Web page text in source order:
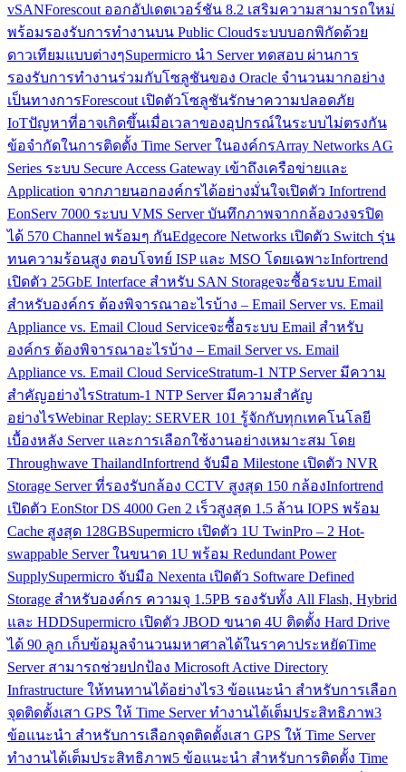
vSANForescout ออกอัปเดตเวอร์ชัน 8.2 เสริมความสามารถใหม่
พร้อมรองรับการทำงานบน Public Cloudระบบบอกพิกัดด้วย
ดาวเทียมแบบต่างๆSupermicro นำ Server ทดสอบ ผ่านการ
รองรับการทำงานร่วมกับโซลูชันของ Oracle จำนวนมากอย่าง
เป็นทางการForescout เปิดตัวโซลูชันรักษาความปลอดภัย
IoTปัญหาที่อาจเกิดขึ้นเมื่อเวลาของอุปกรณ์ในระบบไม่ตรงกัน
ข้อจำกัดในการติดตั้ง Time Server ในองค์กรArray Networks AG
Series ระบบ Secure Access Gateway เข้าถึงเครือข่ายและ
Application จากภายนอกองค์กรได้อย่างมั่นใจเปิดตัว Infortrend
EonServ 7000 ระบบ VMS Server บันทึกภาพจากกล้องวงจรปิด
ได้ 570 Channel พร้อมๆ กันEdgecore Networks เปิดตัว Switch รุ่น
ทนความร้อนสูง ตอบโจทย์ ISP และ MSO โดยเฉพาะInfortrend
เปิดตัว 25GbE Interface สำหรับ SAN Storageจะซื้อระบบ Email
สำหรับองค์กร ต้องพิจารณาอะไรบ้าง – Email Server vs. Email
Appliance vs. Email Cloud Serviceจะซื้อระบบ Email สำหรับ
องค์กร ต้องพิจารณาอะไรบ้าง – Email Server vs. Email
Appliance vs. Email Cloud ServiceStratum-1 NTP Server มีความ
สำคัญอย่างไรStratum-1 NTP Server มีความสำคัญ
อย่างไรWebinar Replay: SERVER 101 รู้จักกับทุกเทคโนโลยี
เบื้องหลัง Server และการเลือกใช้งานอย่างเหมาะสม โดย
Throughwave ThailandInfortrend จับมือ Milestone เปิดตัว NVR
Storage Server ที่รองรับกล้อง CCTV สูงสุด 150 กล้องInfortrend
เปิดตัว EonStor DS 4000 Gen 2 เร็วสูงสุด 1.5 ล้าน IOPS พร้อม
Cache สูงสุด 128GBSupermicro เปิดตัว 1U TwinPro – 2 Hot-
swappable Server ในขนาด 1U พร้อม Redundant Power
SupplySupermicro จับมือ Nexenta เปิดตัว Software Defined
Storage สำหรับองค์กร ความจุ 1.5PB รองรับทั้ง All Flash, Hybrid
และ HDDSupermicro เปิดตัว JBOD ขนาด 4U ติดตั้ง Hard Drive
ได้ 90 ลูก เก็บข้อมูลจำนวนมหาศาลได้ในราคาประหยัดTime
Server สามารถช่วยปกป้อง Microsoft Active Directory
Infrastructure ให้ทนทานได้อย่างไร3 ข้อแนะนำ สำหรับการเลือก
จุดติดตั้งเสา GPS ให้ Time Server ทำงานได้เต็มประสิทธิภาพ3
ข้อแนะนำ สำหรับการเลือกจุดติดตั้งเสา GPS ให้ Time Server
ทำงานได้เต็มประสิทธิภาพ5 ข้อแนะนำ สำหรับการติดตั้ง Time